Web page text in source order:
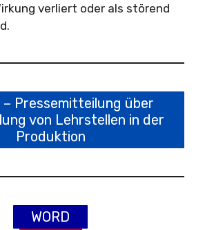
verliert oder als störend
– Pressemitteilung über
von Lehrstellen in der
Produktion
WORD